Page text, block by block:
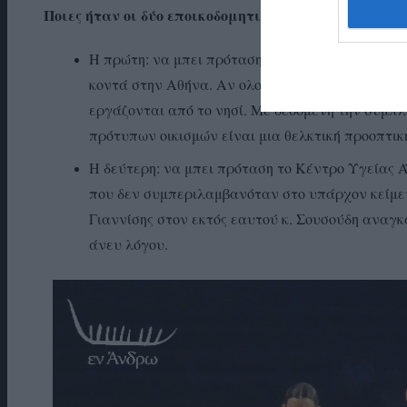
Ποιες ήταν οι δύο εποικοδομητικές προτάσεις του
Η πρώτη: να μπει πρόταση στο σχέδιο που να
κοντά στην Αθήνα. Αν ολοκληρωθούν οι
εργάζονται από το νησί. Με δεδομένη την
πρότυπων οικισμών είναι μια θελκτική
Η δεύτερη: να μπει πρόταση το Κέντρο Υγείας
που δεν συμπεριλαμβανόταν στο υπάρχον
Γιαννίσης στον εκτός εαυτού κ. Σουσούδη
άνευ λόγου.